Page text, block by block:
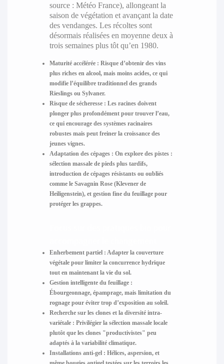
source : Météo France), allongeant la
saison de végétation et avançant la date
des vendanges. Les récoltes sont
désormais réalisées en moyenne deux à
trois semaines plus tôt qu’en 1980.
Maturité accélérée : Risque d’obtenir des vins
plus riches en alcool, mais moins acides, ce qui
modifie l’équilibre traditionnel des grands
Rieslings ou Sylvaner.
Risque de sécheresse : Les racines doivent
plonger plus profondément pour trouver l’eau,
ce qui encourage des systèmes racinaires
robustes mais peut freiner la croissance des
jeunes vignes.
Adaptation des cépages : On explore des pistes :
sélection massale de pieds plus tardifs,
introduction de cépages résistants ou oubliés
comme le Savagnin Rose (Klevener de
Heiligenstein), et gestion fine du feuillage pour
protéger les grappes.
Enherbement partiel : Adapter la couverture
végétale pour limiter la concurrence hydrique
tout en maintenant la vie du sol.
Gestion intelligente du feuillage :
Ébourgeonnage, épamprage, mais limitation du
rognage pour éviter trop d’exposition au soleil.
Recherche sur les clones et la diversité intra-
variétale : Privilégier la sélection massale locale
plutôt que les clones "productivistes" peu
adaptés à la variabilité climatique.
Installations anti-gel : Hélices, aspersion, et